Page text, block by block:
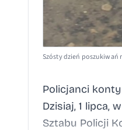
Szósty dzień poszukiwań
Policjanci
Dzisiaj, 1 lipca,
Sztabu Policji